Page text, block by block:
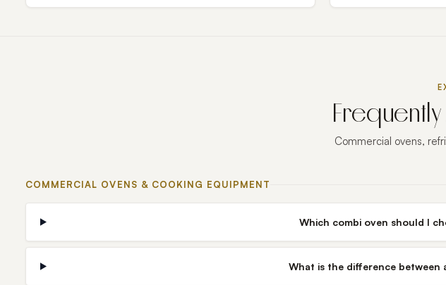
Commercial ovens,
COMMERCIAL OVENS & COOKING EQUIPMENT
Which combi oven should I
What is the difference between